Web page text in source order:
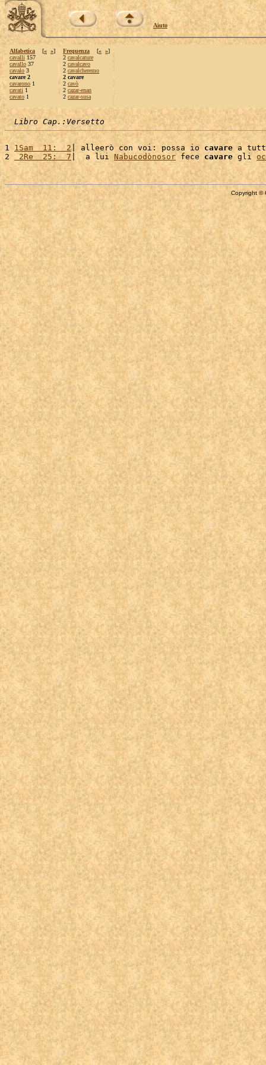
Aiuto
Alfabetica [« »]
cavalli 157
cavallo 37
cavalo 3
cavare 2
cavarono 1
cavati 1
cavato 1
Frequenza [« »]
2 cavalcature
2 cavalcavo
2 cavalcheremo
2 cavare
2 cavò
2 cazar-enan
2 cazar-susa
Libro Cap.:Versetto
1 1Sam  11:  2| alleerò con voi: possa io cavare a
2
2Re  25:  7 |  a lui Nabucodònosor fece cavare gli
Copyright ©